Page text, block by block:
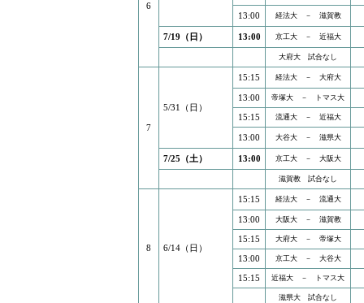
6
13:00 経法大 － 滋賀教
7/19（日） 13:00 京工大 － 近福大
大府大 試合なし
7
5/31（日）
15:15 経法大 － 大府大
13:00 帝塚大 － トマス大
15:15 流通大 － 近福大
13:00 大谷大 － 滋県大
7/25（土） 13:00 京工大 － 大阪大
滋賀教 試合なし
8 6/14（日）
15:15 経法大 － 流通大
13:00 大阪大 － 滋賀教
15:15 大府大 － 帝塚大
13:00 京工大 － 大谷大
15:15 近福大 － トマス大
滋県大 試合なし